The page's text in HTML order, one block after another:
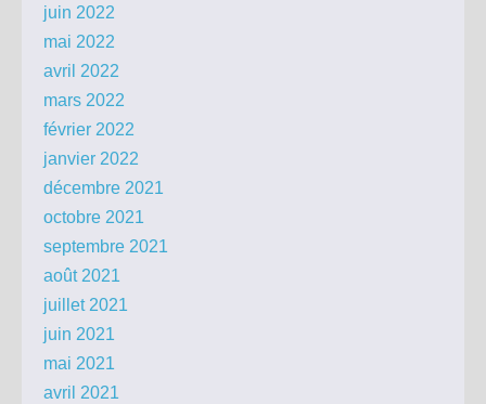
juin 2022
mai 2022
avril 2022
mars 2022
février 2022
janvier 2022
décembre 2021
octobre 2021
septembre 2021
août 2021
juillet 2021
juin 2021
mai 2021
avril 2021